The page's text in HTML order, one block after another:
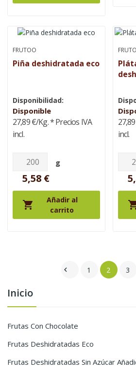
Inicio
Frutas Con Chocolate
Frutas Deshidratadas Eco
Frutas Deshidratadas Sin Azúcar
FRUTOO
Piña deshidratada eco
Disponibilidad:
Disponible
27,89 €/Kg.* Precios IVA
incl.
g
5,58 €

Añadir al
carrito
incl.
 1 2 3